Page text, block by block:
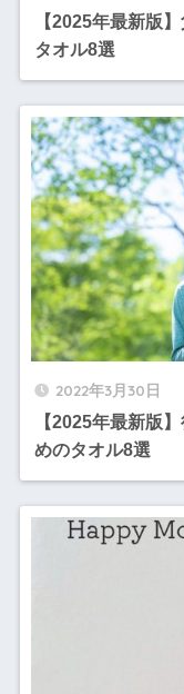
【2025年最新版
タオル8選
2022年3月30日
【2025年最新版
めのタオル8選